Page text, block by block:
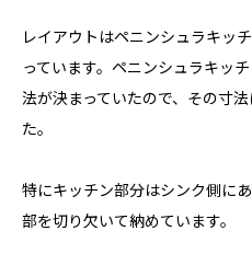
レイアウトはペニンシュラキッ
っています。ペニンシュラキッ
法が決まっていたので、その寸
た。
特にキッチン部分はシンク側に
部を切り欠いて納めています。